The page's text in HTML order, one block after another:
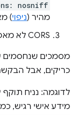
nosniff
מהיר (ניפוי)
CORS לא מאפשר גישה למסמך באופן מפורש
מסמכים שנחסמים
כריקים, אבל
לדוגמה: נניח תוקף
מידע אישי רגיש,